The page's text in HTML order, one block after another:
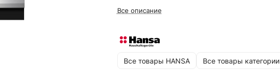
Все описание
Все товары HANSA Все товары категории